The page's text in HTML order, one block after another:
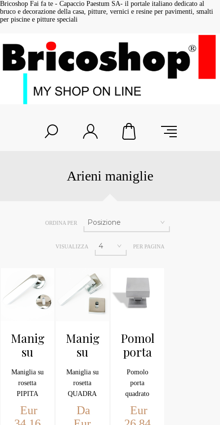
Bricoshop Fai fa te - Capaccio Paestum SA- il portale italiano dedicato al
bruco e decorazione della casa, pitture, vernici e resine per pavimenti, smalti
per piscine e pitture speciali
Arieni maniglie
ORDINA PER
VISUALIZZA PER PAGINA
Maniglia
su
rosetta
PIPITA
cromo
lucido
Maniglia su
rosetta
PIPITA
Eur
Maniglia
su
rosetta
QUADRA
Maniglia su
rosetta
QUADRA
Da
Pomolo
porta
quadrato
Arieni
Pomolo
porta
quadrato
Eur